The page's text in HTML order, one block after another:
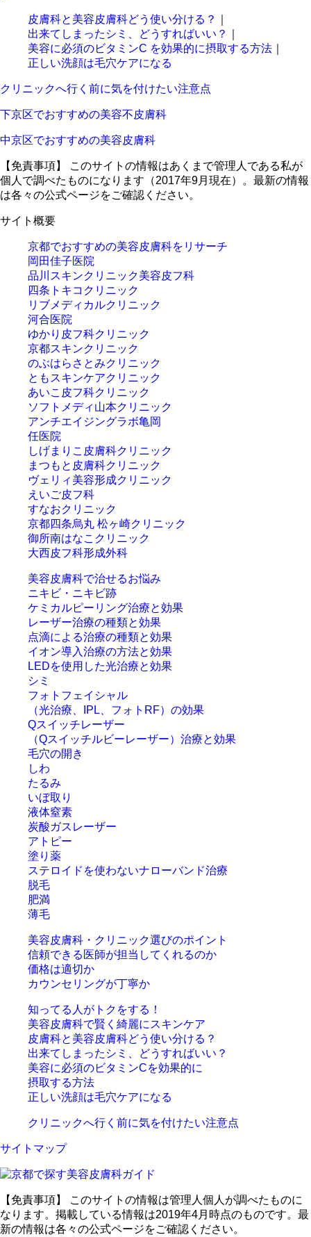
皮膚科と美容皮膚科どう使い分ける？
出来てしまったシミ、どうすればいい？
美容に必須のビタミンC を効果的に摂取する方法
正しい洗顔は毛穴ケアになる
クリニックへ行く前に気を付けたい注意点
下京区でおすすめの美容不皮膚科
中京区でおすすめの美容皮膚科
【免責事項】
このサイトの情報はあくまで管理人である私が
個人で調べたものになります（2017年9月現在）。最新の情報
は各々の公式ページをご確認ください。
サイト概要
京都でおすすめの美容皮膚科をリサーチ
岡田佳子医院
品川スキンクリニック美容皮フ科
四条トキコクリニック
リブメディカルクリニック
河合医院
ゆかり皮フ科クリニック
京都スキンクリニック
のぶはらさとみクリニック
ともスキンケアクリニック
あいこ皮フ科クリニック
ソフトメディ山本クリニック
アンチエイジングラボ亀岡
任医院
しげまりこ皮膚科クリニック
まつもと皮膚科クリニック
ヴェリィ美容形成クリニック
えいご皮フ科
すなおクリニック
京都四条烏丸 松ヶ崎クリニック
御所南はなこクリニック
大西皮フ科形成外科
美容皮膚科で治せるお悩み
ニキビ・ニキビ跡
ケミカルピーリング治療と効果
レーザー治療の種類と効果
点滴による治療の種類と効果
イオン導入治療の方法と効果
LEDを使用した光治療と効果
シミ
フォトフェイシャル
（光治療、IPL、フォトRF）の効果
Qスイッチレーザー
（Qスイッチルビーレーザー）治療と効果
毛穴の開き
しわ
たるみ
いぼ取り
液体窒素
炭酸ガスレーザー
アトピー
塗り薬
ステロイドを使わないナローバンド治療
脱毛
肥満
薄毛
美容皮膚科・クリニック選びのポイント
信頼できる医師が担当してくれるのか
価格は適切か
カウンセリングが丁寧か
知ってる人がトクをする！
美容皮膚科で賢く綺麗にスキンケア
皮膚科と美容皮膚科どう使い分ける？
出来てしまったシミ、どうすればいい？
美容に必須のビタミンCを効果的に
摂取する方法
正しい洗顔は毛穴ケアになる
クリニックへ行く前に気を付けたい注意点
サイトマップ
【免責事項】
このサイトの情報は管理人個人が調べたものに
なります。掲載している情報は2019年4月時点のものです。最
新の情報は各々の公式ページをご確認ください。